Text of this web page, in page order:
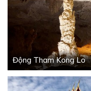
Động Tham Kong Lo